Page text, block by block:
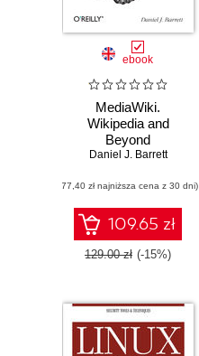
ebook
MediaWiki.
Wikipedia and
Beyond
Daniel J. Barrett
(77,40 zł najniższa cena z 30 dni)
109.65 zł
129.00 zł (-15%)